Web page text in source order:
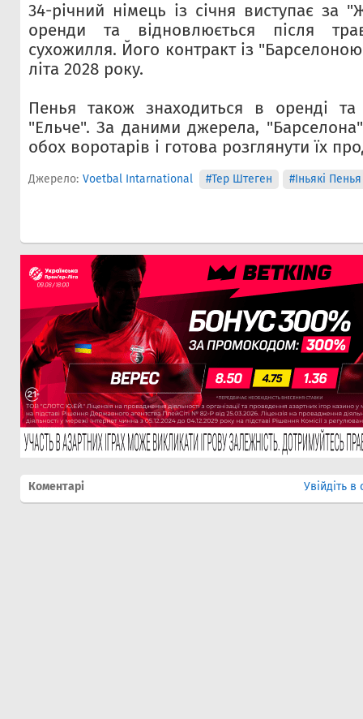
34-річний німець із січня виступає за
оренди та відновлюється після
сухожилля. Його контракт із
літа 2028 року.
Пенья також знаходиться в оренді
"Ельче". За даними джерела,
обох воротарів і готова розглянути їх
Джерело: Voetbal Intarnational #Тер Штеген #Іньякі Пенья
Коментарі Увійдіть в